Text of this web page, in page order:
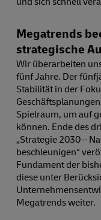
Megatrends
strategische
Wir überarbeiten
fünf Jahre. Der
Stabilität in der
Spielraum, um auf
können. Ende des
„Strategie 2030 –
beschleunigen“
Fundament der
diese unter
Megatrends weiter.